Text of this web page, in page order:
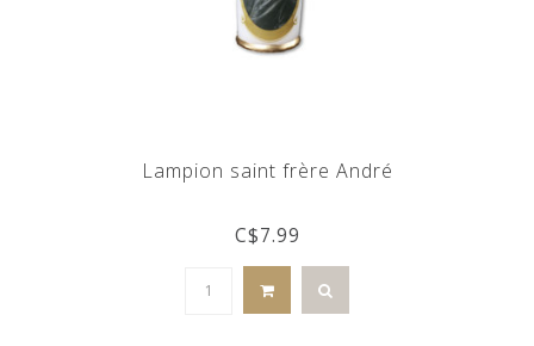
Lampion saint frère André
C$7.99